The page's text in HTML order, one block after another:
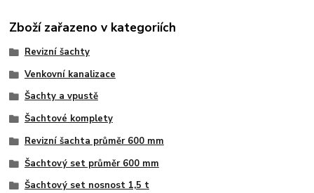
Zboží zařazeno v kategoriích
Revizní šachty
Venkovní kanalizace
Šachty a vpustě
Šachtové komplety
Revizní šachta průměr 600 mm
Šachtový set průměr 600 mm
Šachtový set nosnost 1,5 t